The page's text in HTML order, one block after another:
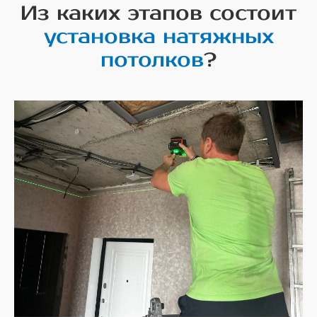
Из каких этапов состоит
установка натяжных
потолков?